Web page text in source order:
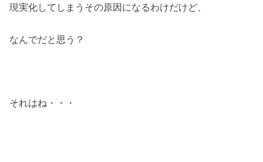
現実化してしまうその原因になるわけだけど、
なんでだと思う？
それはね・・・